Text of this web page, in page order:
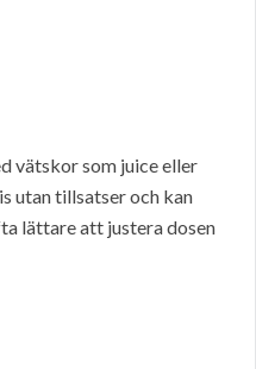
vätskor som juice eller
utan tillsatser och kan
lättare att justera dosen